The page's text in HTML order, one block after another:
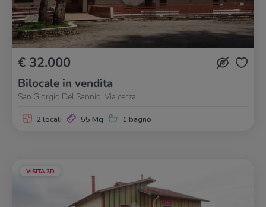
€ 32.000
Bilocale in vendita
San Giorgio Del Sannio, Via cerza
2 locali 55 Mq 1 bagno
VISITA 3D